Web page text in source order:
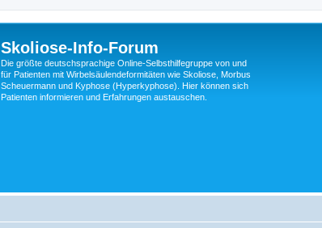
Skoliose-Info-Forum
Die größte deutschsprachige Online-Selbsthilfegruppe von und
für Patienten mit Wirbelsäulendeformitäten wie Skoliose, Morbus
Scheuermann und Kyphose (Hyperkyphose). Hier können sich
Patienten informieren und Erfahrungen austauschen.